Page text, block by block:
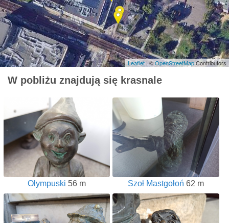
Leaflet| ©OpenStreetMapContributors
W pobliżu znajdują się krasnale
Olympuski 56 m Szoł Mastgołoń 62 m